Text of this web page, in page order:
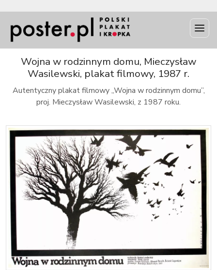
Wojna w rodzinnym domu, Mieczysław
Wasilewski, plakat filmowy, 1987 r.
Autentyczny plakat filmowy „Wojna w rodzinnym domu”,
proj. Mieczysław Wasilewski, z 1987 roku.